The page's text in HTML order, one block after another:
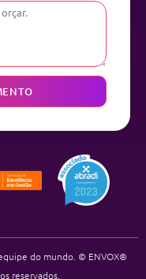
do mundo. © ENVOX®
reservados.